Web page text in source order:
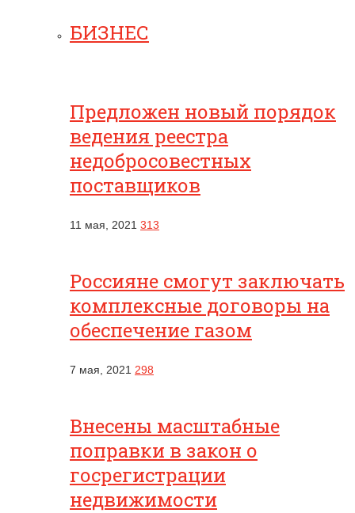
БИЗНЕС
Предложен новый порядок
ведения реестра
недобросовестных
поставщиков
11 мая, 2021 313
Россияне смогут заключать
комплексные договоры на
обеспечение газом
7 мая, 2021 298
Внесены масштабные
поправки в закон о
госрегистрации
недвижимости